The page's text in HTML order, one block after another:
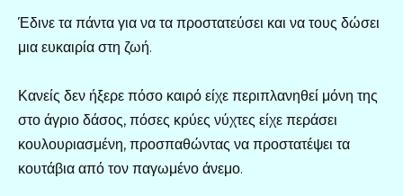
Έδινε τα πάντα για να τα προστατεύσει και να τους δώσει
μια ευκαιρία στη ζωή.
Κανείς δεν ήξερε πόσο καιρό είχε περιπλανηθεί μόνη της
στο άγριο δάσος, πόσες κρύες νύχτες είχε περάσει
κουλουριασμένη, προσπαθώντας να προστατέψει τα
κουτάβια από τον παγωμένο άνεμο.